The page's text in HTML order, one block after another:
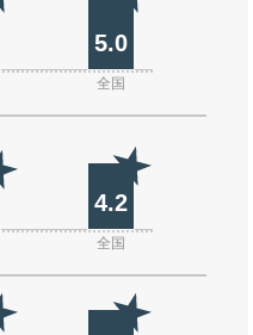
5.0
全国
4.2
全国